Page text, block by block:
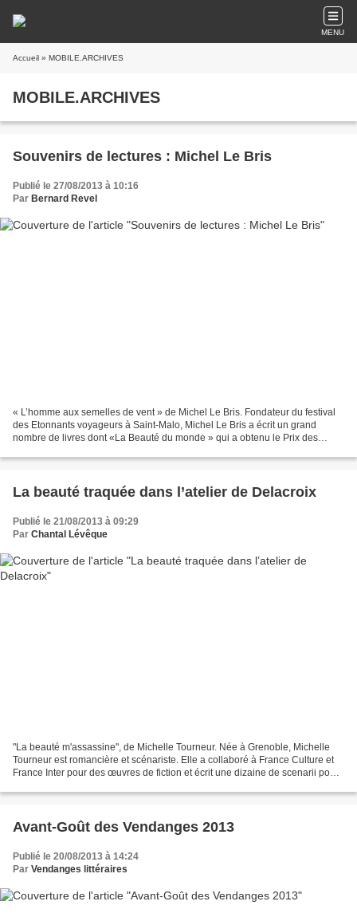
MENU
Accueil » MOBILE.ARCHIVES
MOBILE.ARCHIVES
Souvenirs de lectures : Michel Le Bris
Publié le 27/08/2013 à 10:16
Par Bernard Revel
« L’homme aux semelles de vent » de Michel Le Bris. Fondateur du festival
des Etonnants voyageurs à Saint-Malo, Michel Le Bris a écrit un grand
nombre de livres dont «La Beauté du monde » qui a obtenu le Prix des
La beauté traquée dans l’atelier de Delacroix
Publié le 21/08/2013 à 09:29
Par Chantal Lévêque
"La beauté m'assassine", de Michelle Tourneur. Née à Grenoble, Michelle
Tourneur est romancière et scénariste. Elle a collaboré à France Culture et
France Inter pour des œuvres de fiction et écrit une dizaine de scenarii pour
Avant-Goût des Vendanges 2013
Publié le 20/08/2013 à 14:24
Par Vendanges littéraires